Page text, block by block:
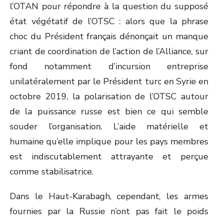
l’OTAN pour répondre à la question du supposé
état végétatif de l’OTSC : alors que la phrase
choc du Président français dénonçait un manque
criant de coordination de l’action de l’Alliance, sur
fond notamment d’incursion entreprise
unilatéralement par le Président turc en Syrie en
octobre 2019, la polarisation de l’OTSC autour
de la puissance russe est bien ce qui semble
souder l’organisation. L’aide matérielle et
humaine qu’elle implique pour les pays membres
est indiscutablement attrayante et perçue
comme stabilisatrice.
Dans le Haut-Karabagh, cependant, les armes
fournies par la Russie n’ont pas fait le poids